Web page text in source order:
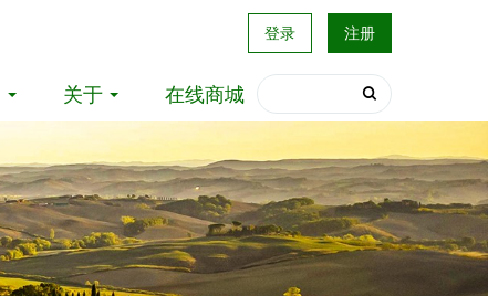
登录 注册
关于 在线商城